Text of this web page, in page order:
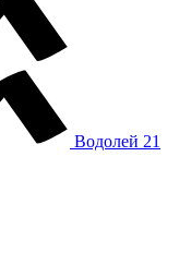
Водолей 21